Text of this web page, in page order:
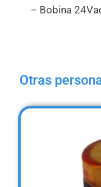
– Bobina
Otras